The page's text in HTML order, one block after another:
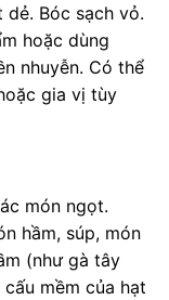
dẻ. Bóc sạch vỏ.
hoặc dùng
nhuyễn. Có thể
gia vị tùy
món ngọt.
hầm, súp, món
(như gà tây
mềm của hạt